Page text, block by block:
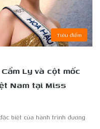
Tiêu điểm
Ly và cột mốc
Nam tại Miss
biệt của hành trình đương